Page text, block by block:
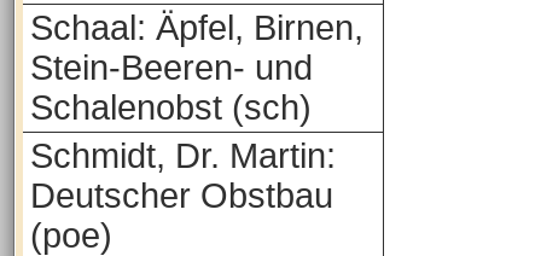
Schaal: Äpfel, Birnen,
Stein-Beeren- und
Schalenobst (sch)
Schmidt, Dr. Martin:
Deutscher Obstbau
(poe)